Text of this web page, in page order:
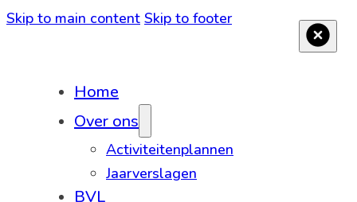
Skip to main content Skip to footer
Home
Over ons
Activiteitenplannen
Jaarverslagen
BVL